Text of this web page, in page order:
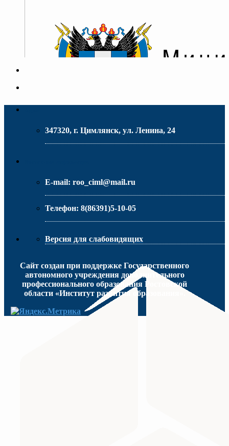
347320, г. Цимлянск, ул. Ленина, 24
E-mail: roo_ciml@mail.ru
Телефон: 8(86391)5-10-05
Версия для слабовидящих
Сайт создан при поддержке Государственного
автономного учреждения дополнительного
профессионального образования Ростовской
области «Институт развития образования».